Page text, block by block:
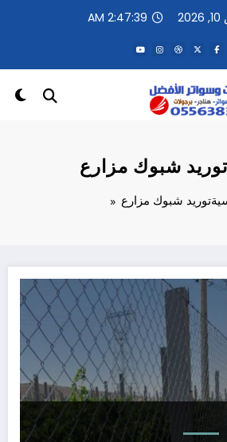
2:47:39 AM
شبوك مزارع
توريد شبوك مزارع